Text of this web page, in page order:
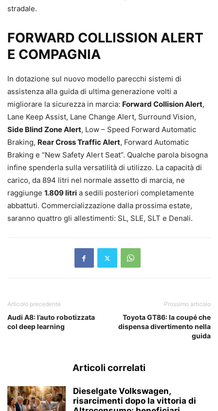
stradale.
FORWARD COLLISSION ALERT
E COMPAGNIA
In dotazione sul nuovo modello parecchi sistemi di
assistenza alla guida di ultima generazione volti a
migliorare la sicurezza in marcia: Forward Collision Alert,
Lane Keep Assist, Lane Change Alert, Surround Vision,
Side Blind Zone Alert, Low – Speed Forward Automatic
Braking, Rear Cross Traffic Alert, Forward Automatic
Braking e “New Safety Alert Seat”. Qualche parola bisogna
infine spenderla sulla versatilità di utilizzo. La capacità di
carico, da 894 litri nel normale assetto di marcia, ne
raggiunge 1.809 litri a sedili posteriori completamente
abbattuti. Commercializzazione dalla prossima estate,
saranno quattro gli allestimenti: SL, SLE, SLT e Denali.
Articolo precedente
Audi A8: l’auto robotizzata
col deep learning
Prossimo articolo
Toyota GT86: la coupé che
dispensa divertimento nella
guida
Articoli correlati
Dieselgate Volkswagen,
risarcimenti dopo la vittoria di